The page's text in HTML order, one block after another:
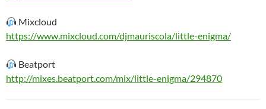
Mixcloud
https://www.mixcloud.com/djmauriscola/little-enigma/
Beatport
http://mixes.beatport.com/mix/little-enigma/294870